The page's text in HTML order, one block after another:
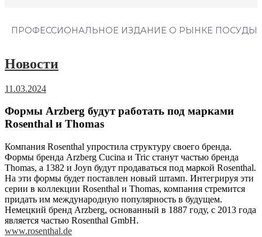
ПРОФЕССИОНАЛЬНОЕ ИЗДАНИЕ О РЫНКЕ ПОСУДЫ
Новости
11.03.2024
Формы Arzberg будут работать под марками
Rosenthal и Thomas
Компания Rosenthal упростила структуру своего бренда.
Формы бренда Arzberg Cucina и Tric станут частью бренда
Thomas, а 1382 и Joyn будут продаваться под маркой Rosenthal.
На эти формы будет поставлен новый штамп. Интегрируя эти
серии в коллекции Rosenthal и Thomas, компания стремится
придать им международную популярность в будущем.
Немецкий бренд Arzberg, основанный в 1887 году, с 2013 года
является частью Rosenthal GmbH.
www.rosenthal.de